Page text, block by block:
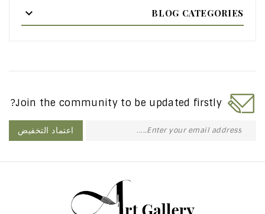
BLOG CATEGORIES

Join the community to be updated firstly?